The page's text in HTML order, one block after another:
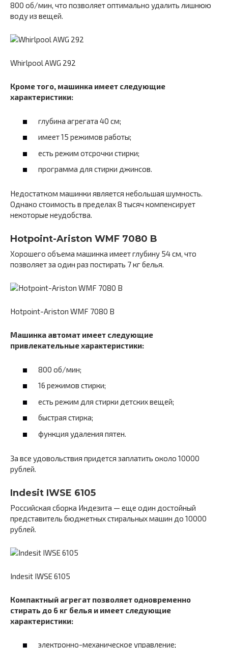
800 об/мин, что позволяет оптимально удалить лишнюю
воду из вещей.
Whirlpool AWG 292
Кроме того, машинка имеет следующие
характеристики:
глубина агрегата 40 см;
имеет 15 режимов работы;
есть режим отсрочки стирки;
программа для стирки джинсов.
Недостатком машинки является небольшая шумность.
Однако стоимость в пределах 8 тысяч компенсирует
некоторые неудобства.
Hotpoint-Ariston WMF 7080 B
Хорошего объема машинка имеет глубину 54 см, что
позволяет за один раз постирать 7 кг белья.
Hotpoint-Ariston WMF 7080 B
Машинка автомат имеет следующие
привлекательные характеристики:
800 об/мин;
16 режимов стирки;
есть режим для стирки детских вещей;
быстрая стирка;
функция удаления пятен.
За все удовольствия придется заплатить около 10000
рублей.
Indesit IWSE 6105
Российская сборка Индезита — еще один достойный
представитель бюджетных стиральных машин до 10000
рублей.
Indesit IWSE 6105
Компактный агрегат позволяет одновременно
стирать до 6 кг белья и имеет следующие
характеристики:
электронно-механическое управление;